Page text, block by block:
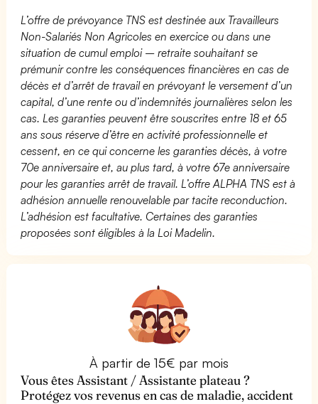
L’offre de prévoyance TNS est destinée aux Travailleurs
Non-Salariés Non Agricoles en exercice ou dans une
situation de cumul emploi – retraite souhaitant se
prémunir contre les conséquences financières en cas de
décès et d’arrêt de travail en prévoyant le versement d’un
capital, d’une rente ou d’indemnités journalières selon les
cas. Les garanties peuvent être souscrites entre 18 et 65
ans sous réserve d’être en activité professionnelle et
cessent, en ce qui concerne les garanties décès, à votre
70e anniversaire et, au plus tard, à votre 67e anniversaire
pour les garanties arrêt de travail. L’offre ALPHA TNS est à
adhésion annuelle renouvelable par tacite reconduction.
L’adhésion est facultative. Certaines des garanties
proposées sont éligibles à la Loi Madelin.
À partir de 15€ par mois
Vous êtes Assistant / Assistante plateau ?
Protégez vos revenus en cas de maladie, accident